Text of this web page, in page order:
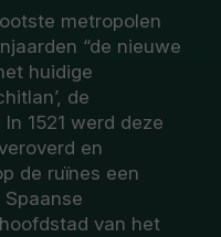
metropolen
“de nieuwe
huidige
de
1521 werd deze
en
de ruïnes een
van het